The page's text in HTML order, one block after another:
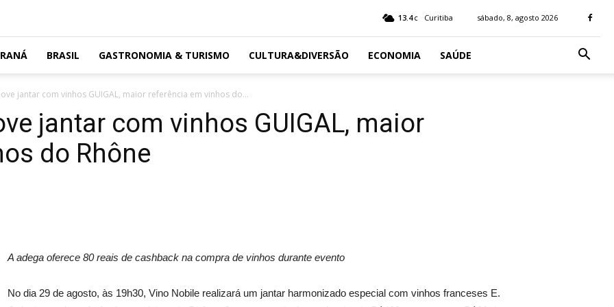
13.4 C Curitiba sábado, 8, agosto 2026
BRASIL GASTRONOMIA & TURISMO CULTURA&DIVERSÃO ECONOMIA SAÚDE
jantar com vinhos GUIGAL, maior referência em vinhos do...
jantar com vinhos GUIGAL, maior
do Rhône
A adega oferece 80 reais de cashback na compra de vinhos durante evento
No dia 29 de agosto, às 19h30, Vino Nobile realizará um jantar harmonizado especial com vinhos franceses E.